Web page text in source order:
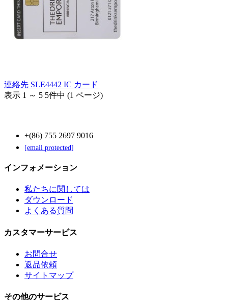
連絡先 SLE4442 IC カード
表示 1 ～ 5 5件中 (1 ページ)
+(86) 755 2697 9016
[email protected]
インフォメーション
私たちに関しては
ダウンロード
よくある質問
カスタマーサービス
お問合せ
返品依頼
サイトマップ
その他のサービス